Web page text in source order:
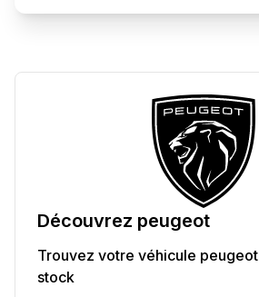
Découvrez peugeot
Trouvez votre véhicule peugeot
stock